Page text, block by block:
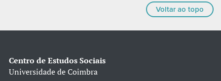
Voltar ao topo
Centro de Estudos Sociais
Universidade de Coimbra